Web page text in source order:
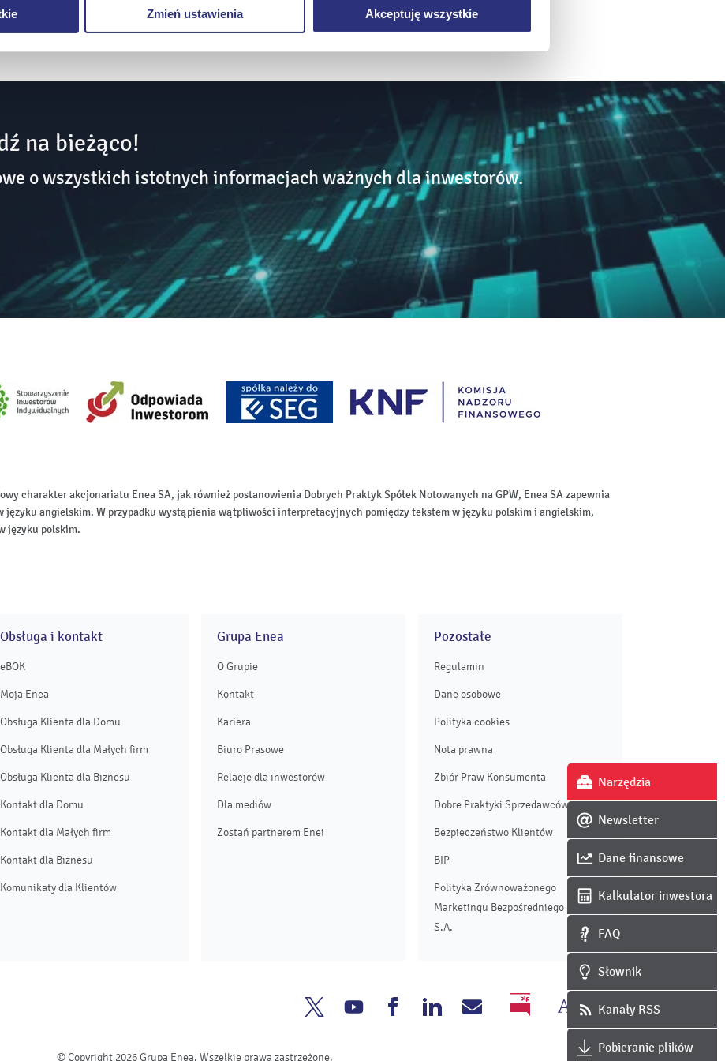
Zmień ustawienia Akceptuję wszystkie
Narzędzia
Newsletter
Dane finansowe
Kalkulator inwestora
FAQ
Słownik
Kanały RSS
Pobieranie plików
na bieżąco!
o wszystkich istotnych informacjach ważnych dla inwestorów.
charakter akcjonariatu Enea SA, jak również postanowienia Dobrych Praktyk Spółek Notowanych na GPW, Enea SA zapewnia
angielskim. W przypadku wystąpienia wątpliwości interpretacyjnych pomiędzy tekstem w języku polskim i angielskim,
języku polskim.
Obsługa i kontakt
eBOK
Moja Enea
Obsługa Klienta dla Domu
Obsługa Klienta dla Małych firm
Obsługa Klienta dla Biznesu
Kontakt dla Domu
Kontakt dla Małych firm
Kontakt dla Biznesu
Komunikaty dla Klientów
Grupa Enea
O Grupie
Kontakt
Kariera
Biuro Prasowe
Relacje dla inwestorów
Dla mediów
Zostań partnerem Enei
Pozostałe
Regulamin
Dane osobowe
Polityka cookies
Nota prawna
Zbiór Praw Konsumenta
Dobre Praktyki Sprzedawców
Bezpieczeństwo Klientów
BIP
Polityka Zrównoważonego
Marketingu Bezpośredniego Enei
S.A.
Enea Enea
Enea Enea NapiszBIP
Zmień
rozmiar
Wersja
czarno-
© Copyright 2026 Grupa Enea. Wszelkie prawa zastrzeżone.